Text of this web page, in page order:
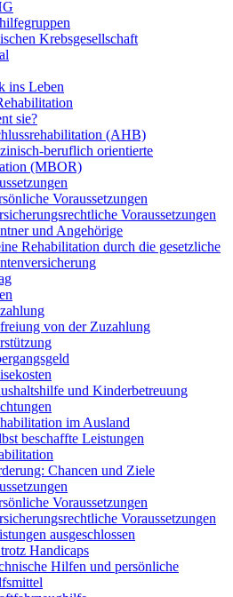
Krebsgesellschaft
ins Leben
sie?
(AHB)
beruflich orientierte
(MBOR)
Voraussetzungen
Voraussetzungen
und Angehörige
Rehabilitation durch die gesetzliche
von der Zuzahlung
und Kinderbetreuung
im Ausland
beschaffte Leistungen
Chancen und Ziele
Voraussetzungen
Voraussetzungen
ausgeschlossen
Handicaps
Hilfen und persönliche